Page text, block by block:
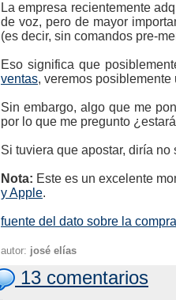
La empresa recientemente
de voz, pero de mayor
(es decir, sin comandos pre-
Eso significa que
ventas, veremos
Sin embargo, algo que me
por lo que me pregunto
Si tuviera que apostar, diría
Nota: Este es un excelente
y Apple.
fuente del dato sobre la compra
autor: josé elías
13 comentarios